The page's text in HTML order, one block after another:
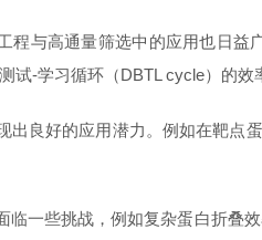
程与高通量筛选中的应用也日
-学习循环（DBTL cycle）的效
出良好的应用潜力。例如在靶点
临一些挑战，例如复杂蛋白折叠